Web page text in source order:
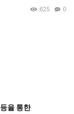
0
625
을 통한